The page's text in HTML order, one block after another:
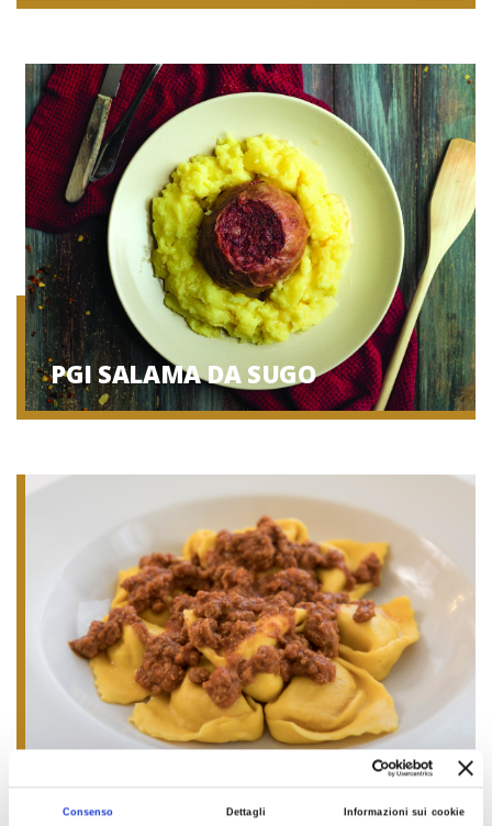
Consenso Dettagli Informazioni sui cookie
PGI SALAMA DA SUGO
PGI CAPPELLACCI DI ZUCCA
FERRARESI